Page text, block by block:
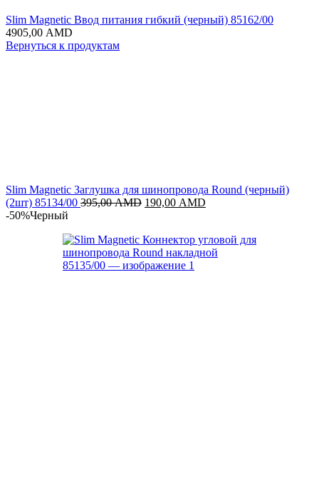
Slim Magnetic Ввод питания гибкий (черный) 85162/00
4905,00 AMD
Вернуться к продуктам
Slim Magnetic Заглушка для шинопровода Round (черный)
(2шт) 85134/00 395,00AMD Первоначальная
395,00 AMD.
190,00 AMD
-50%Черный